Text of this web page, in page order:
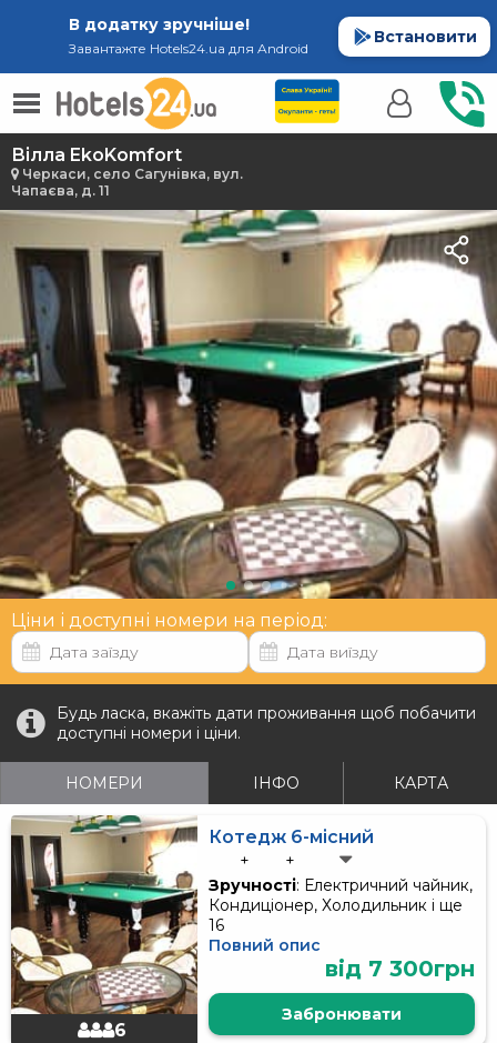
В додатку зручніше!
Завантажте Hotels24.ua для Android
Встановити
Вілла EkoKomfort
Черкаси, село Сагунівка, вул.
Чапаєва, д. 11
Ціни і доступні номери на період:
Будь ласка, вкажіть дати проживання щоб побачити
доступні номери і ціни.
НОМЕРИ ІНФО КАРТА
6
Котедж 6-місний
+
+
Зручності: Електричний чайник,
Кондиціонер, Холодильник і ще
16
Повний опис
від 7 300грн
Забронювати